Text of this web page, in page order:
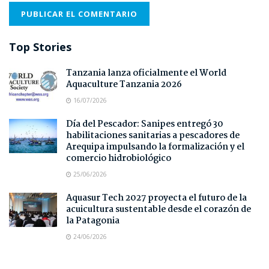
Top Stories
Tanzania lanza oficialmente el World
Aquaculture Tanzania 2026
16/07/2026
Día del Pescador: Sanipes entregó 30
habilitaciones sanitarias a pescadores de
Arequipa impulsando la formalización y el
comercio hidrobiológico
25/06/2026
Aquasur Tech 2027 proyecta el futuro de la
acuicultura sustentable desde el corazón de
la Patagonia
24/06/2026